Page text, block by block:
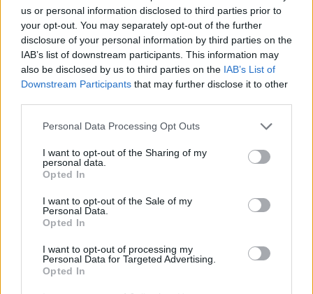
us or personal information disclosed to third parties prior to
your opt-out. You may separately opt-out of the further
disclosure of your personal information by third parties on the
IAB’s list of downstream participants. This information may
also be disclosed by us to third parties on the IAB’s List of
Downstream Participants that may further disclose it to other
Personal Data Processing Opt Outs
I want to opt-out of the Sharing of my
personal data.
Opted In
I want to opt-out of the Sale of my
Personal Data.
Opted In
I want to opt-out of processing my
Personal Data for Targeted Advertising.
Opted In
Δώσε ζωή στην ιδέα σου και κάνε τη διαφορά στον
Δήμο σου!